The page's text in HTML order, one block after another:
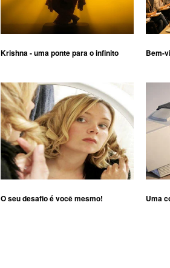
Krishna - uma ponte para o infinito Bem-
O seu desafio é você mesmo! Uma